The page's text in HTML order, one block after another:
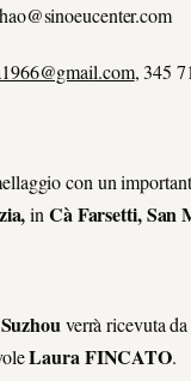
, 345
con un
in Cà Farsetti, San
verrà ricevuta
Laura FINCATO.